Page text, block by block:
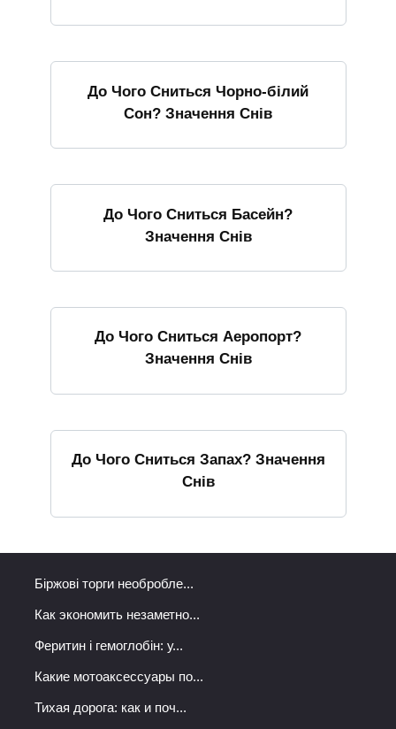
До Чого Сниться Чорно-білий
Сон? Значення Снів
До Чого Сниться Басейн?
Значення Снів
До Чого Сниться Аеропорт?
Значення Снів
До Чого Сниться Запах? Значення
Снів
Біржові торги необробле...
Как экономить незаметно...
Феритин і гемоглобін: у...
Какие мотоаксессуары по...
Тихая дорога: как и поч...